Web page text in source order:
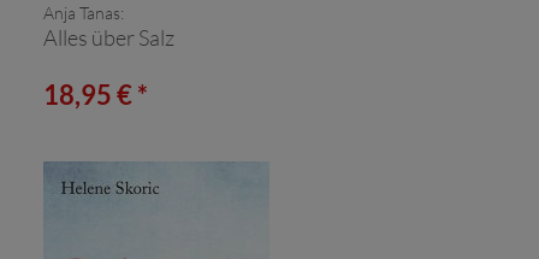
Anja Tanas:
Alles über Salz
18,95 € *